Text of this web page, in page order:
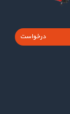
درخواست